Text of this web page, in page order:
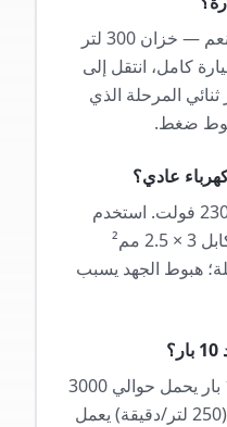
للترميم واللوحات الصغيرة، نعم — خزان 300 لتر
كامل، انتقل إلى
5.5 حصان / 500 لتر ثنائي المرحلة الذي
عادي؟
نعم — الوحدة أحادية الطور 230 فولت. استخدم
دائرة مخصصة 16 أمبير مع كابل 3 × 2.5 مم²
هبوط الجهد يسبب
خزان 300 لتر ممتلئ عند 10 بار يحمل حوالي 3000
لتر هواء حر. مسدس HVLP (250 لتر/دقيقة) يعمل